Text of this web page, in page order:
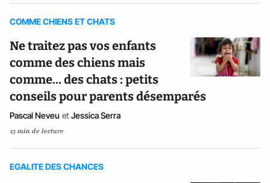
COMME CHIENS ET CHATS
Ne traitez pas vos enfants
comme des chiens mais
comme… des chats : petits
conseils pour parents désemparés
Pascal Neveu et Jessica Serra
13 min de lecture
EGALITE DES CHANCES